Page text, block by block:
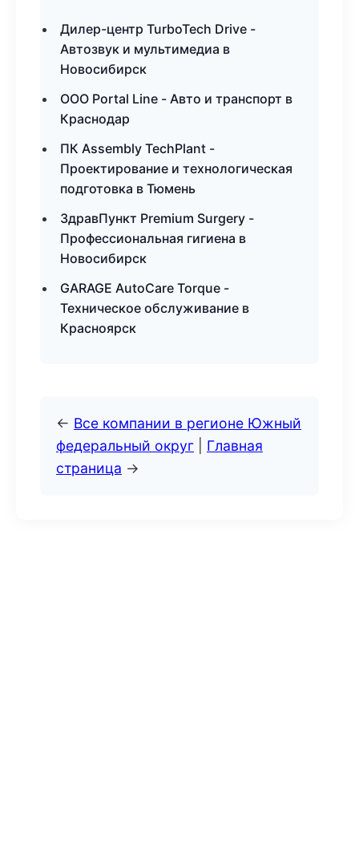
Дилер-центр TurboTech Drive -
Автозвук и мультимедиа в
Новосибирск
ООО Portal Line - Авто и транспорт в
Краснодар
ПК Assembly TechPlant -
Проектирование и технологическая
подготовка в Тюмень
ЗдравПункт Premium Surgery -
Профессиональная гигиена в
Новосибирск
GARAGE AutoCare Torque -
Техническое обслуживание в
Красноярск
← Все компании в регионе Южный
федеральный округ
Главная
страница →